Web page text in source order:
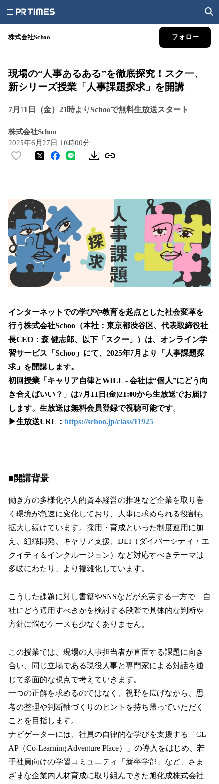
株式会社Schoo フォロー
現場の“人事あるある”を徹底探究！スクー、
新シリーズ授業「人事課題探求」を開講
7月11日（金）21時よりSchooで無料生放送スタート
株式会社Schoo
2025年6月27日 10時00分
い
数
を
読
み
込
み
中
で
す
インターネットでの学びや教育を起点とした社会変革を
行う株式会社Schoo（本社：東京都渋谷区、代表取締役社
長CEO：森 健志郎、以下「スクー」）は、オンライン学
習サービス「Schoo」にて、2025年7月より「人事課題探
求」を開講します。
初回授業「キャリア自律とWILL - 会社は“個人”にどう向
き合えばいい？」は7月11日(金)21:00から生放送でお届け
します。生放送は無料会員登録で視聴可能です。
▶︎生放送URL： https://schoo.jp/class/11925
■開講背景
働き方の多様化や人的資本経営の推進など企業を取り巻
く環境が急速に変化しており、人事に求められる役割も
拡大し続けています。採用・育成といった制度運用に加
え、組織開発、キャリア支援、DEI（ダイバーシティ・エ
クイティ＆インクルージョン）など対応すべきテーマは
多岐にわたり、より複雑化しています。
こうした課題に対し書籍やSNSなどが充実する一方で、自
社にどう適用すべきかを検討する段階で具体的な判断や
方針に悩むケースも少なくありません。
この授業では、現場の人事担当者が直面する課題に向き
合い、同じ立場である現役人事と専門家による対話を通
じて多面的な視点で考えていきます。
一つの正解を求めるのではなく、視野を広げながら、思
考の整理や判断軸づくりのヒントを持ち帰っていただく
ことを目指します。
ナビゲーターには、社員の自律的な学びを支援する「CL
AP（Co-Learning Adventure Place）」の導入をはじめ、若
手社員向けの学習コミュニティ「新卒学部」など、さま
ざまな企業内人材育成に取り組んできた旭化成株式会社